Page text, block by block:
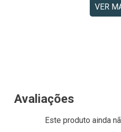
532410715 (532 41 07-15)
532407815 (532 40 78-15)
( Importante )- Sobre as
VER
Avaliações
Este produto ainda